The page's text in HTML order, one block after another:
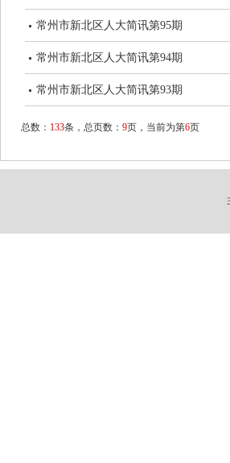
常州市新北区人大简讯第95期
常州市新北区人大简讯第94期
常州市新北区人大简讯第93期
总数： 133条，总页数： 9页，当前为第6页